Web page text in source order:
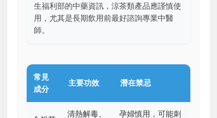
生福利部的中藥資訊，涼茶類產品應謹慎使
用，尤其是長期飲用前最好諮詢專業中醫
師。
常見
成分
主要功效 潛在禁忌
清熱解毒、 孕婦慎用，可能刺